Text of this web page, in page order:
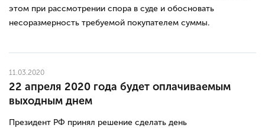
этом при рассмотрении спора в суде и обосновать
несоразмерность требуемой покупателем суммы.
11.03.2020
22 апреля 2020 года будет оплачиваемым
выходным днем
Президент РФ принял решение сделать день